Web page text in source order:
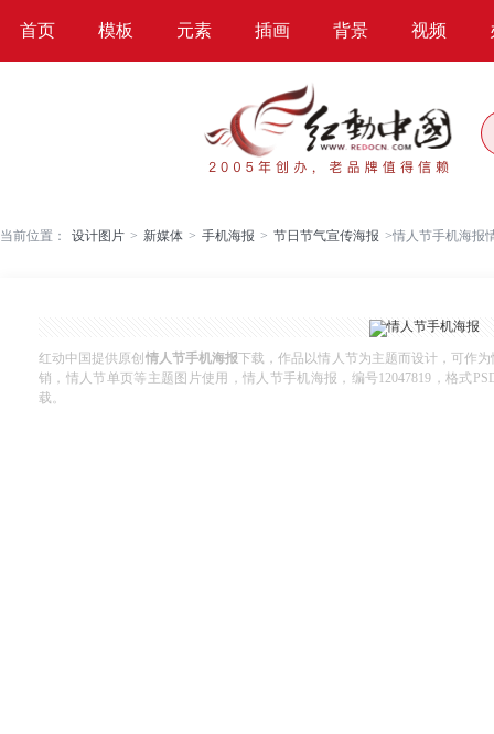
首页 模板 元素 插画 背景 视频
当前位置： 设计图片 > 新媒体 > 手机海报 > 节日节气宣传海报 >情人节手机海报
红动中国提供原创 情人节手机海报下载，作品以情人节为主题而设计，可作
销，情人节单页等主题图片使用，情人节手机海报，编号12047819，格式
载。